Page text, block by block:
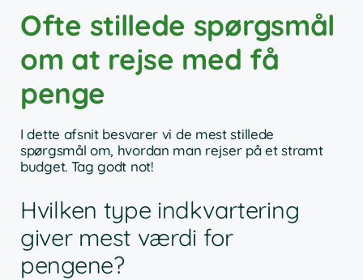
Ofte stillede spørgsmål
om at rejse med få
penge
I dette afsnit besvarer vi de mest stillede
spørgsmål om, hvordan man rejser på et stramt
budget. Tag godt not!
Hvilken type indkvartering
giver mest værdi for
pengene?